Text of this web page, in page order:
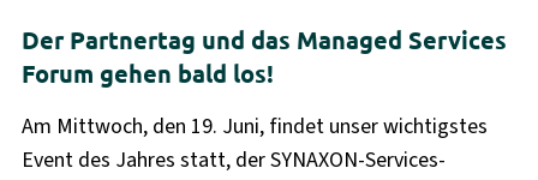
Der Partnertag und das Managed Services
Forum gehen bald los!
Am Mittwoch, den 19. Juni, findet unser wichtigstes
Event des Jahres statt, der SYNAXON-Services-